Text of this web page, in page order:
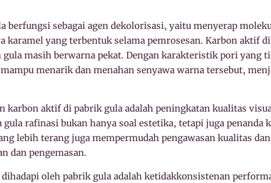
berfungsi sebagai agen dekolorisasi, yaitu menyerap
karamel yang terbentuk selama pemrosesan. Karbon aktif
masih berwarna pekat. Dengan karakteristik pori yang
menarik dan menahan senyawa warna tersebut,
karbon aktif di pabrik gula adalah peningkatan kualitas
rafinasi bukan hanya soal estetika, tetapi juga penanda
lebih terang juga mempermudah pengawasan kualitas
dan pengemasan.
oleh pabrik gula adalah ketidakkonsistenan